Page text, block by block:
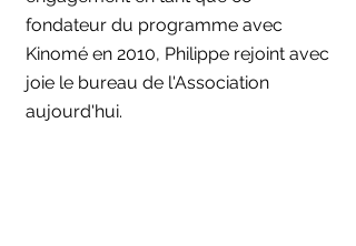
fondateur du programme avec
Kinomé en 2010, Philippe rejoint avec
joie le bureau de l'Association
aujourd'hui.